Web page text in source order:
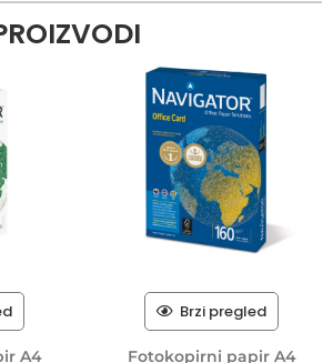
A4
Brzi pregled
Fotokopirni papir A4